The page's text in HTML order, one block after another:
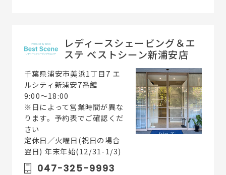
レディースシェービング＆エ
ステ ベストシーン新浦安店
千葉県浦安市美浜1丁目7 エ
ルシティ新浦安7番館
9:00～18:00
※日によって営業時間が異な
ります。予約表でご確認くだ
さい
定休日／火曜日(祝日の場合
翌日) 年末年始(12/31-1/3)
047-325-9993